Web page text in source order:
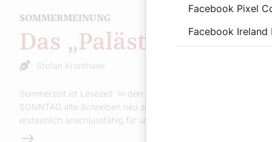
SOMMERMEINUNG
Das „Palästinalied“
Stefan Kronthaler
Sommerzeit ist Lesezeit: In den „Sommerbriefen“ macht Der
SONNTAG alte Schreiben neu zugänglich – klar, direkt und
erstaunlich anschlussfähig für unsere Gegenwart.
Weiterlesen
Facebook Pixel
Facebook Ireland